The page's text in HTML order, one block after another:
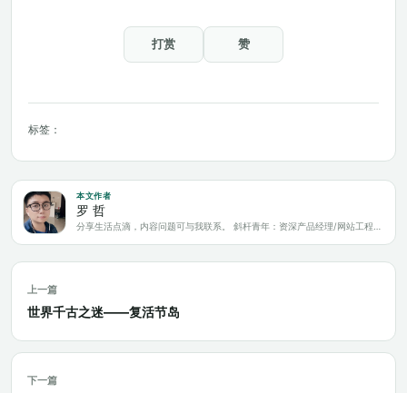
打赏 赞
标签：
本文作者
罗 哲
上一篇
世界千古之迷——复活节岛
下一篇